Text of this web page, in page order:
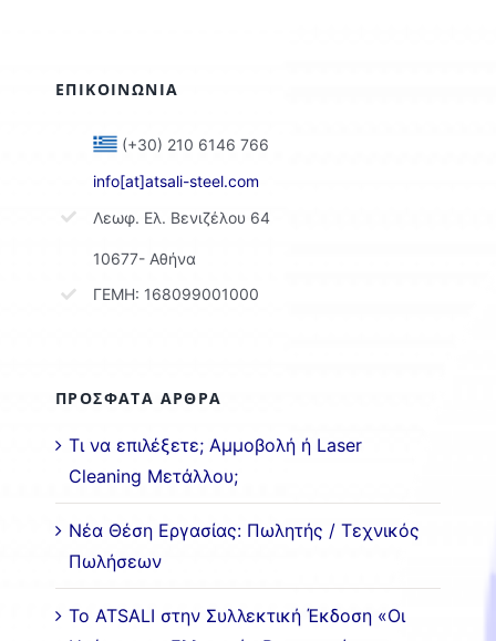
ΕΠΙΚΟΙΝΩΝΙΑ
(+30) 210 6146 766
info[at]atsali-steel.com
Λεωφ. Ελ. Βενιζέλου 64
10677- Αθήνα
ΓΕΜΗ: 168099001000
ΠΡΟΣΦΑΤΑ ΑΡΘΡΑ
Τι να επιλέξετε; Αμμοβολή ή Laser
Cleaning Μετάλλου;
Νέα Θέση Εργασίας: Πωλητής / Τεχνικός
Πωλήσεων
Το ATSALI στην Συλλεκτική Έκδοση «Οι